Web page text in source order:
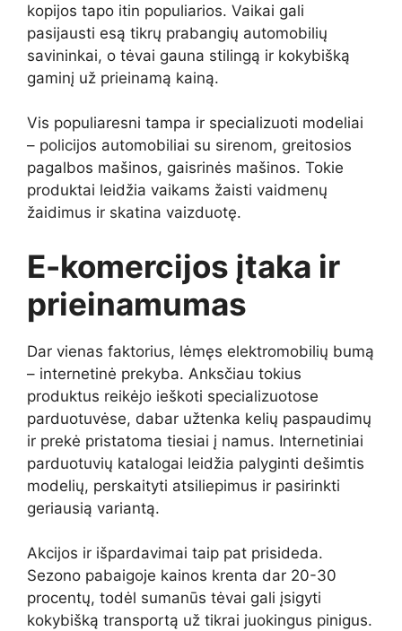
kopijos tapo itin populiarios. Vaikai gali
pasijausti esą tikrų prabangių automobilių
savininkai, o tėvai gauna stilingą ir kokybišką
gaminį už prieinamą kainą.
Vis populiaresni tampa ir specializuoti modeliai
– policijos automobiliai su sirenom, greitosios
pagalbos mašinos, gaisrinės mašinos. Tokie
produktai leidžia vaikams žaisti vaidmenų
žaidimus ir skatina vaizduotę.
E-komercijos įtaka ir
prieinamumas
Dar vienas faktorius, lėmęs elektromobilių bumą
– internetinė prekyba. Anksčiau tokius
produktus reikėjo ieškoti specializuotose
parduotuvėse, dabar užtenka kelių paspaudimų
ir prekė pristatoma tiesiai į namus. Internetiniai
parduotuvių katalogai leidžia palyginti dešimtis
modelių, perskaityti atsiliepimus ir pasirinkti
geriausią variantą.
Akcijos ir išpardavimai taip pat prisideda.
Sezono pabaigoje kainos krenta dar 20-30
procentų, todėl sumanūs tėvai gali įsigyti
kokybišką transportą už tikrai juokingus pinigus.